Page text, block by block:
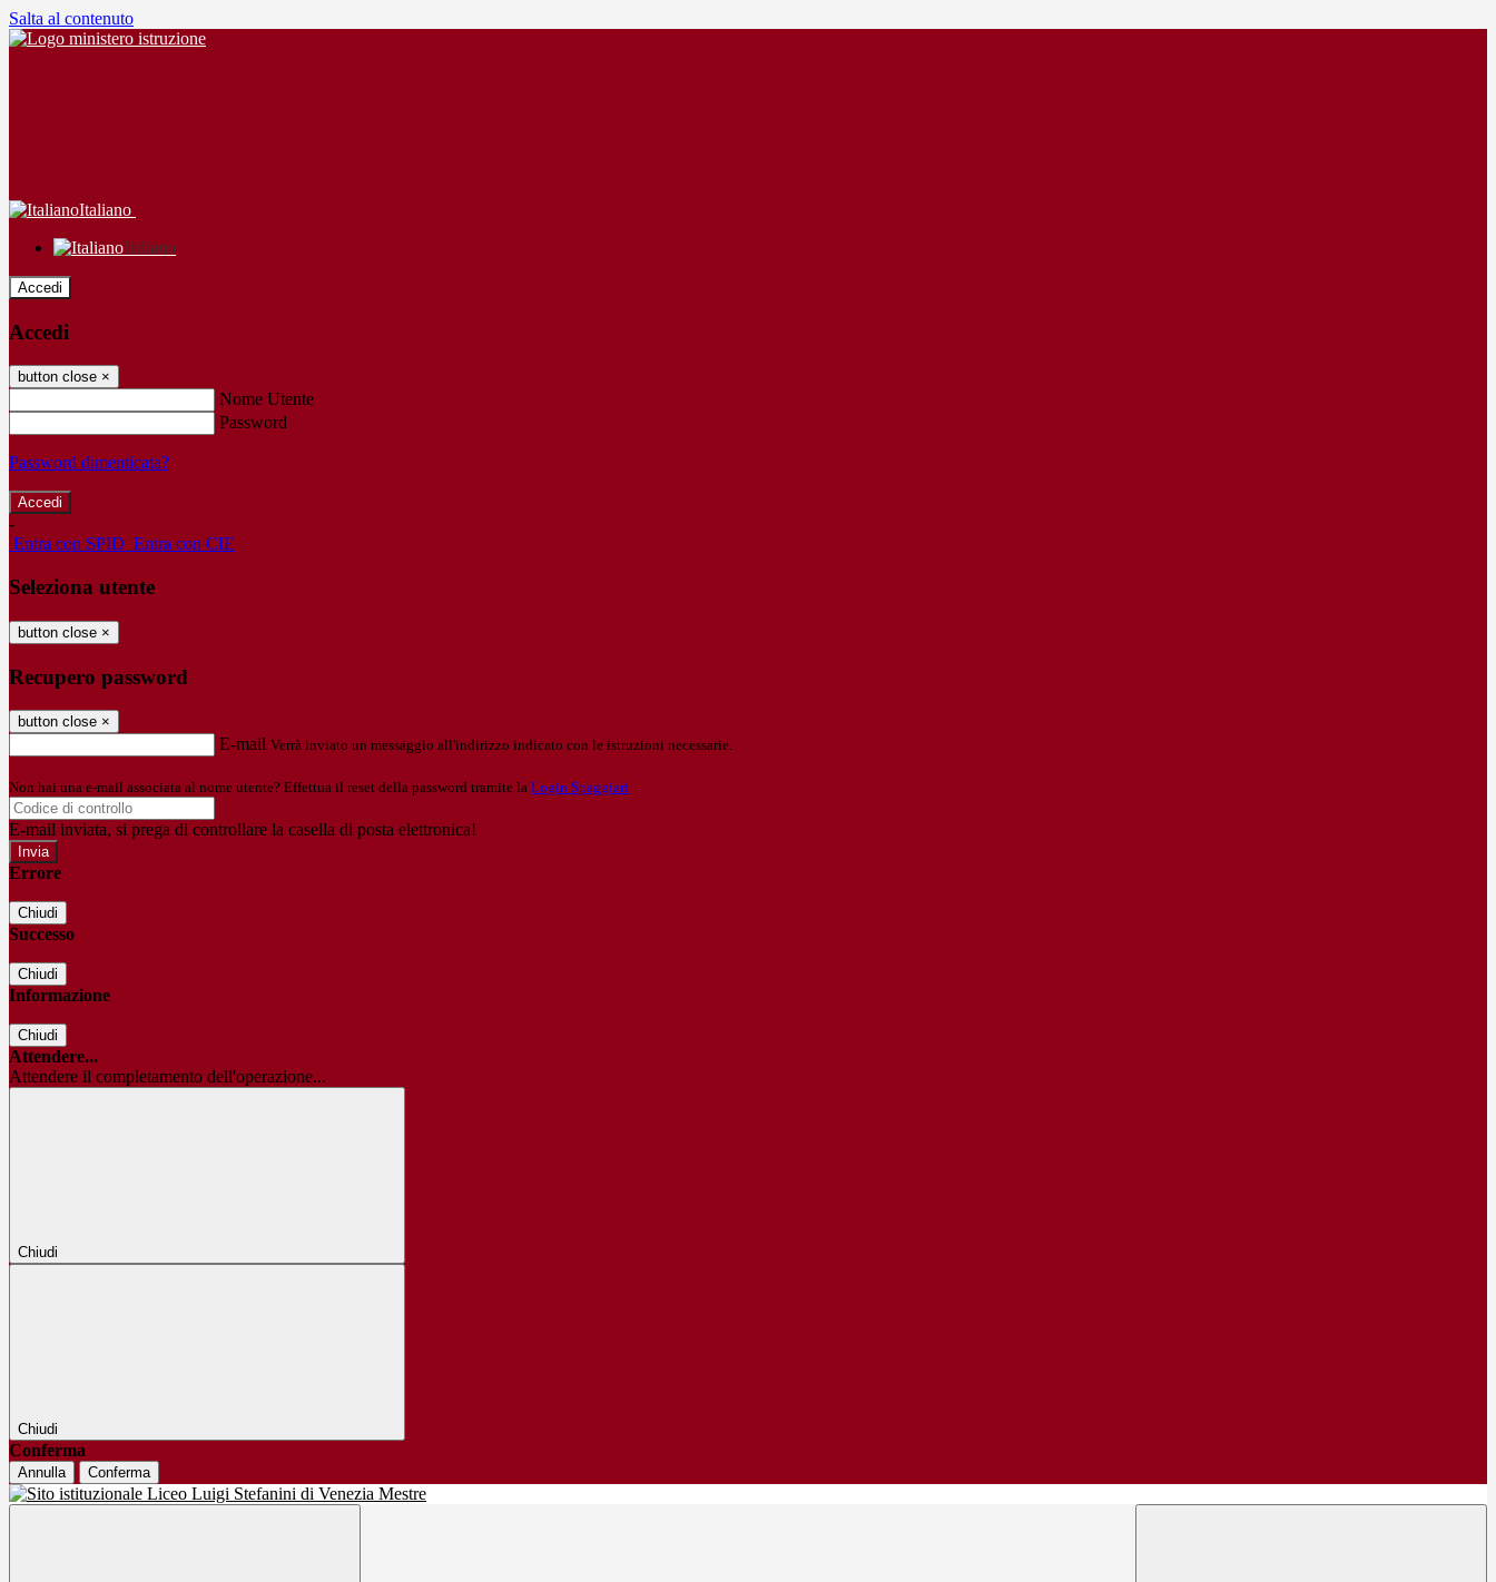
Salta al contenuto
Italiano
Italiano
Accedi
Accedi
button close ×
Nome Utente
Password
Password dimenticata?
-
Entra con SPID Entra con CIE
Seleziona utente
button close ×
Recupero password
button close ×
E-mail Verrà inviato un messaggio all'indirizzo indicato con le istruzioni necessarie.
Non hai una e-mail associata al nome utente? Effettua il reset della password tramite la Login Spaggiari
E-mail inviata, si prega di controllare la casella di posta elettronica!
Errore
Chiudi
Successo
Chiudi
Informazione
Chiudi
Attendere...
Attendere il completamento dell'operazione...
Chiudi
Chiudi
Conferma
Annulla Conferma